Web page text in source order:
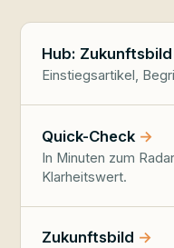
Hub: Zukunftsbild
Einstiegsartikel,
Quick-Check
In Minuten zum
Klarheitswert.
Zukunftsbild